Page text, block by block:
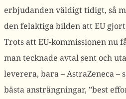
erbjudanden väldigt tidigt, så
den felaktiga bilden att EU
Trots att EU-kommissionen nu
man tecknade avtal sent och
leverera, bara – AstraZeneca –
bästa ansträngningar, ”best